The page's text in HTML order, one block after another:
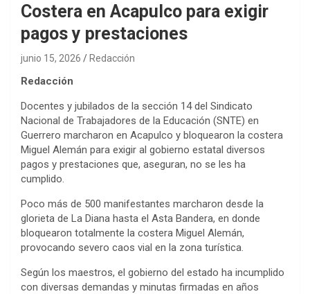
Costera en Acapulco para exigir
pagos y prestaciones
junio 15, 2026 Redacción
Redacción
Docentes y jubilados de la sección 14 del Sindicato
Nacional de Trabajadores de la Educación (SNTE) en
Guerrero marcharon en Acapulco y bloquearon la costera
Miguel Alemán para exigir al gobierno estatal diversos
pagos y prestaciones que, aseguran, no se les ha
cumplido.
Poco más de 500 manifestantes marcharon desde la
glorieta de La Diana hasta el Asta Bandera, en donde
bloquearon totalmente la costera Miguel Alemán,
provocando severo caos vial en la zona turística.
Según los maestros, el gobierno del estado ha incumplido
con diversas demandas y minutas firmadas en años